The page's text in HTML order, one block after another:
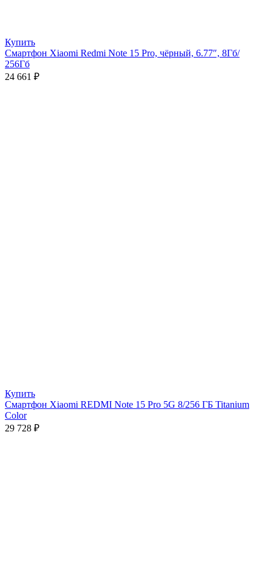
Купить
Смартфон Xiaomi Redmi Note 15 Pro, чёрный, 6.77″, 8Гб/
256Гб
24 661 ₽
Купить
Смартфон Xiaomi REDMI Note 15 Pro 5G 8/256 ГБ Titanium
Color
29 728 ₽